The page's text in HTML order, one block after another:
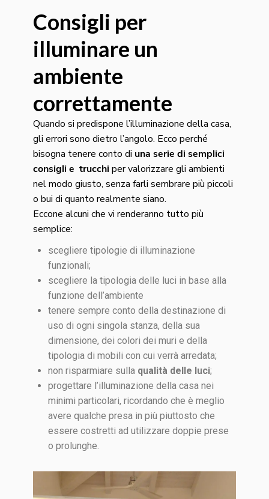
Consigli per
illuminare un
ambiente
correttamente
Quando si predispone l’illuminazione della casa,
gli errori sono dietro l’angolo. Ecco perché
bisogna tenere conto di una serie di semplici
consigli e trucchiper valorizzare gli ambienti
nel modo giusto, senza farli sembrare più piccoli
o bui di quanto realmente siano.
Eccone alcuni che vi renderanno tutto più
semplice:
scegliere tipologie di illuminazione
funzionali;
scegliere la tipologia delle luci in base alla
funzione dell’ambiente
tenere sempre conto della destinazione di
uso di ogni singola stanza, della sua
dimensione, dei colori dei muri e della
tipologia di mobili con cui verrà arredata;
non risparmiare sulla qualità delle luci;
progettare l’illuminazione della casa nei
minimi particolari, ricordando che è meglio
avere qualche presa in più piuttosto che
essere costretti ad utilizzare doppie prese
o prolunghe.